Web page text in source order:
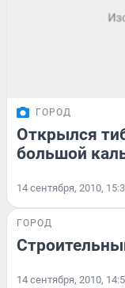
ГОРОД
Открылся
большой
14 сентября, 2010,
ГОРОД
14 сентября, 2010,